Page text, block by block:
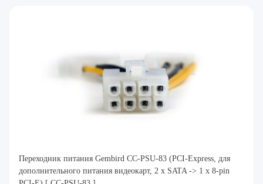
Переходник питания Gembird CC-PSU-83 (PCI-Express, для
дополнительного питания видеокарт, 2 x SATA -> 1 x 8-pin